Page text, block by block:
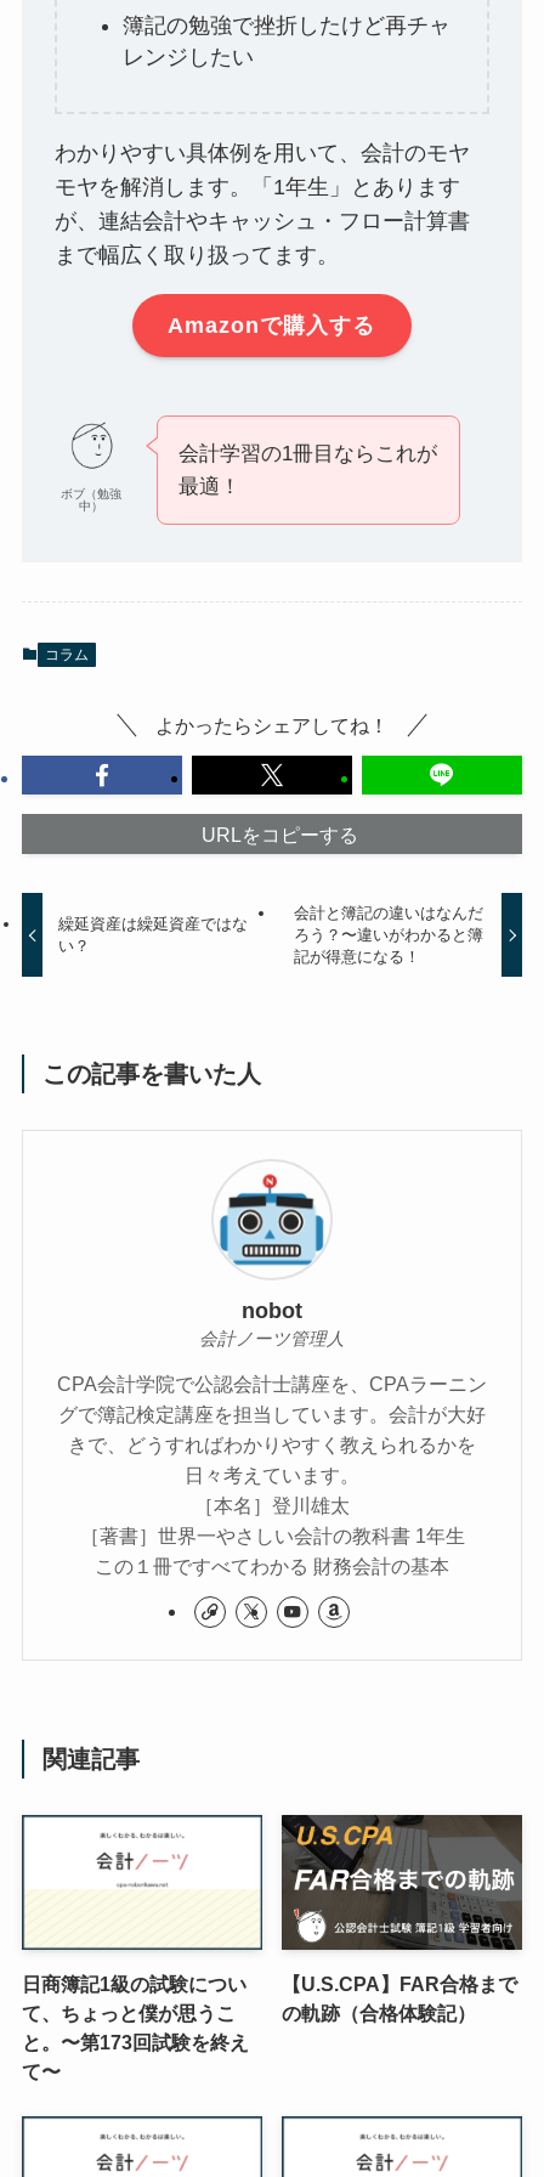
簿記の勉強で挫折したけど再チャ
レンジしたい
わかりやすい具体例を用いて、会計のモヤ
モヤを解消します。「1年生」とあります
が、連結会計やキャッシュ・フロー計算書
まで幅広く取り扱ってます。
Amazonで購入する
ボブ（勉強
中）
会計学習の1冊目ならこれが
最適！
コラム
よかったらシェアしてね！
URLをコピーする
繰延資産は繰延資産ではな
い？
会計と簿記の違いはなんだ
ろう？〜違いがわかると簿
記が得意になる！
この記事を書いた人
nobot
会計ノーツ管理人
CPA会計学院で公認会計士講座を、CPAラーニン
グで簿記検定講座を担当しています。会計が大好
きで、どうすればわかりやすく教えられるかを
日々考えています。
［本名］登川雄太
［著書］世界一やさしい会計の教科書 1年生
この１冊ですべてわかる 財務会計の基本
関連記事
日商簿記1級の試験につい
て、ちょっと僕が思うこ
と。〜第173回試験を終え
て〜
【U.S.CPA】FAR合格まで
の軌跡（合格体験記）